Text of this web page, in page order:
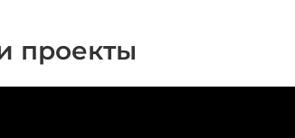
проекты